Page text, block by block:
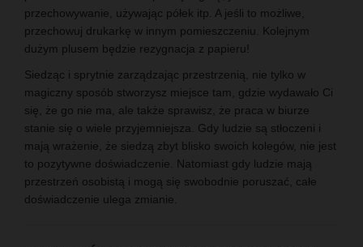
przechowywanie, używając półek itp. A jeśli to możliwe,
przechowuj drukarkę w innym pomieszczeniu. Kolejnym
dużym plusem będzie rezygnacja z papieru!
Siedząc i sprytnie zarządzając przestrzenią, nie tylko w
magiczny sposób stworzysz miejsce tam, gdzie wydawało Ci
się, że go nie ma, ale także sprawisz, że praca w biurze
stanie się o wiele przyjemniejsza. Gdy ludzie są stłoczeni i
mają wrażenie, że siedzą zbyt blisko swoich kolegów, nie jest
to pozytywne doświadczenie. Natomiast gdy ludzie mają
przestrzeń osobistą i mogą się swobodnie poruszać, całe
doświadczenie ulega zmianie.